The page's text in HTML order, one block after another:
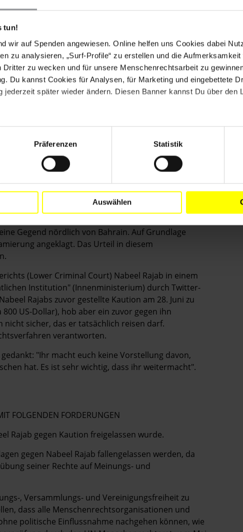
tun!
wir auf Spenden angewiesen. Online helfen uns Cookies dabei
zu analysieren, „Surf-Profile“ zu erstellen und die
Dritter zu wecken und für unsere Menschenrechtsarbeit zu
Du kannst Cookies für Analysen, für Marketing und eingebettete
jederzeit später wieder ändern. Diesen Banner kannst Du über den
Präferenzen Statistik
Auswählen
charges against Nabeel Rajab since they relate to
expression and assembly.
of expression, association and assembly and
rights defenders are able to carry out their
as recommended by several states during the
Strafgerichts gegen Kaution freigelassen.
war seit 6. Juni in der Hafteinrichtung al-
mit einer von mehreren Personen aus al-Muharraq
Gegend nördlich von Bahrain. Auf Grundlage
angeklagt. Das Urteil in diesem
(Lower Criminal Court) Nabeel Rajab in einem
Institution" (Innenministerium) durch Twitter-
Rajabs zuvor gestellte Kaution am 28. Juni zu
US-Dollar), hob aber ein zuvor gegen ihn
nicht sicher, das er tatsächlich reisen darf.
verantworten.
"Ihr macht euch keine Vorstellung davon,
hat. Es ist sehr wichtig, dass ihr weitermacht".
FOLGENDEN FORDERUNGEN
Rajab gegen Kaution freigelassen wurde.
gegen Nabeel Rajab fallengelassen werden, da
seiner Rechte auf Meinungs- und
, Versammlungs- und Vereinigungsfreiheit zu
dass alle Menschenrechtsorganisationen und
politische Einflussnahme nachgehen können, wie